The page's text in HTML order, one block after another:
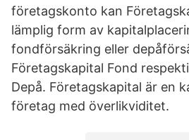
företagskonto kan
lämplig form av
fondförsäkring eller
Företagskapital Fond
Depå. Företagskapital är en
företag med överlikviditet.